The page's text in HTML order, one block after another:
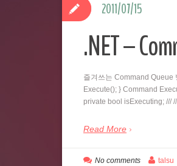
.NET –
즐겨쓰는 Command Queue
Execute(); } Command
private bool isExecuting; ///
Read More
2011/07/15
No comments talsu